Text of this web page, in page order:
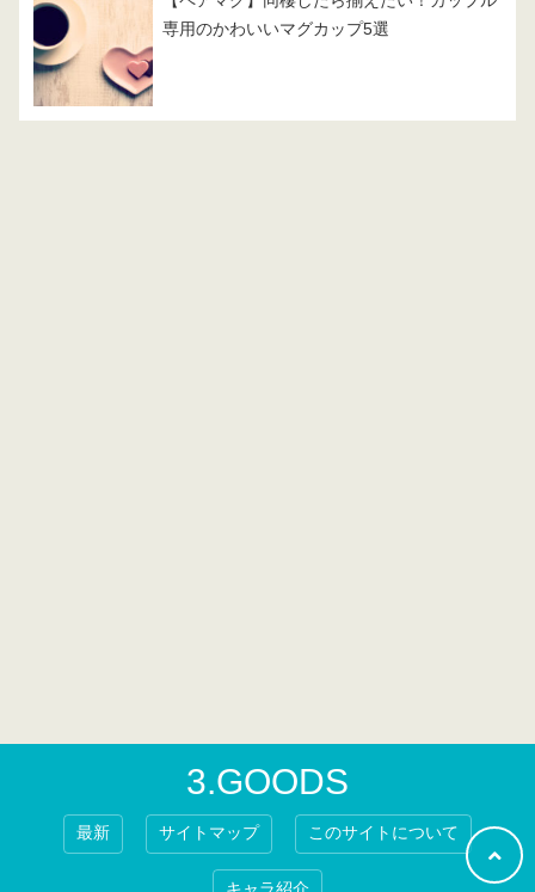
専用のかわいいマグカップ5選
3.GOODS
最新 サイトマップ このサイトについて